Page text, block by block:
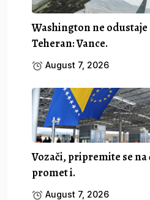
Washington ne
Teheran: Vance.
August 7, 2026
Vozači, pripremite se na
promet i.
August 7, 2026